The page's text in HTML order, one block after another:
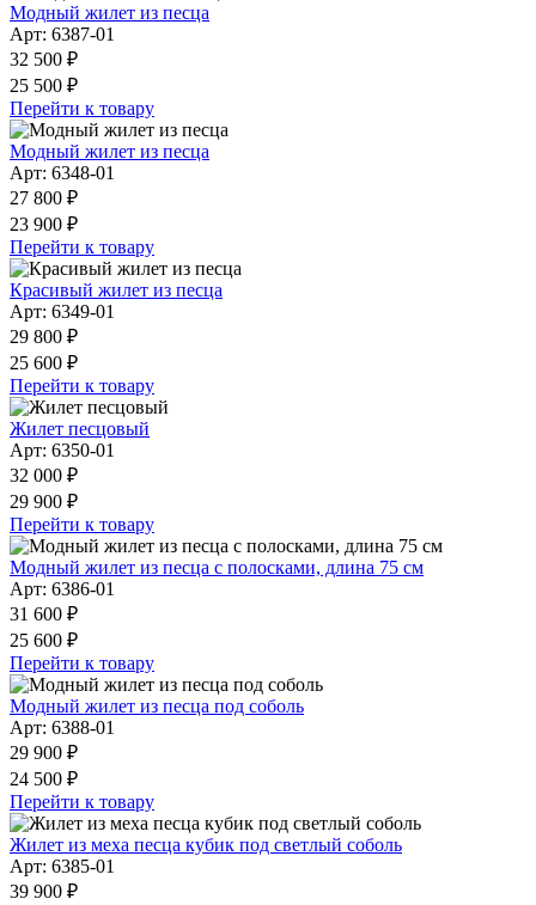
Модный жилет из песца
Арт: 6387-01
32 500 ₽
25 500 ₽
Перейти к товару
Модный жилет из песца
Арт: 6348-01
27 800 ₽
23 900 ₽
Перейти к товару
Красивый жилет из песца
Арт: 6349-01
29 800 ₽
25 600 ₽
Перейти к товару
Жилет песцовый
Арт: 6350-01
32 000 ₽
29 900 ₽
Перейти к товару
Модный жилет из песца с полосками, длина 75 см
Арт: 6386-01
31 600 ₽
25 600 ₽
Перейти к товару
Модный жилет из песца под соболь
Арт: 6388-01
29 900 ₽
24 500 ₽
Перейти к товару
Жилет из меха песца кубик под светлый соболь
Арт: 6385-01
39 900 ₽